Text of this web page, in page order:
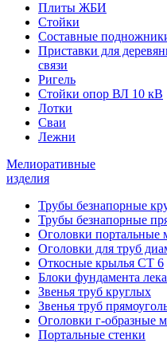
Плиты ЖБИ
Стойки
Составные
Приставки для
связи
Ригель
Стойки опор ВЛ 10 кВ
Лотки
Сваи
Лежни
Мелиоративные
изделия
Трубы безнапорные
Трубы безнапорные
Оголовки портальные
Оголовки для труб
Откосные крылья СТ 6
Блоки фундамента
Звенья труб круглых
Звенья труб
Оголовки г-образные
Портальные стенки